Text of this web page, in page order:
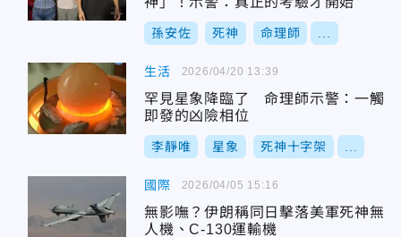
孫安佐 死神 命理師
生活
罕見星象降臨了 命理師示警：一觸
即發的凶險相位
李靜唯 星象 死神十字架
2026/04/20 13:39
國際
無影嘸？伊朗稱同日擊落美軍死神無
人機、C-130運輸機
2026/04/05 15:16